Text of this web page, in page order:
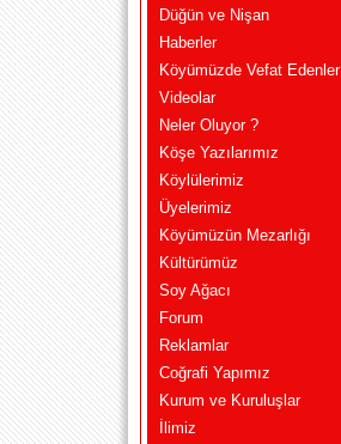
Düğün ve Nişan
Haberler
Köyümüzde Vefat Edenler
Videolar
Neler Oluyor ?
Köşe Yazılarımız
Köylülerimiz
Üyelerimiz
Köyümüzün Mezarlığı
Kültürümüz
Soy Ağacı
Forum
Reklamlar
Coğrafi Yapımız
Kurum ve Kuruluşlar
İlimiz